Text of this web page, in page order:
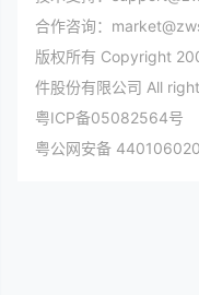
合作咨询：
版权所有 Copyright
件股份有限公司 All
粤ICP备05082564号
粤公网安备